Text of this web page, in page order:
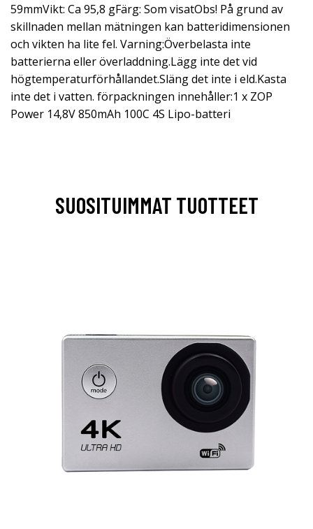
59mmVikt: Ca 95,8 gFärg: Som visatObs! På grund av
skillnaden mellan mätningen kan batteridimensionen
och vikten ha lite fel. Varning:Överbelasta inte
batterierna eller överladdning.Lägg inte det vid
högtemperaturförhållandet.Släng det inte i eld.Kasta
inte det i vatten. förpackningen innehåller:1 x ZOP
Power 14,8V 850mAh 100C 4S Lipo-batteri
SUOSITUIMMAT TUOTTEET